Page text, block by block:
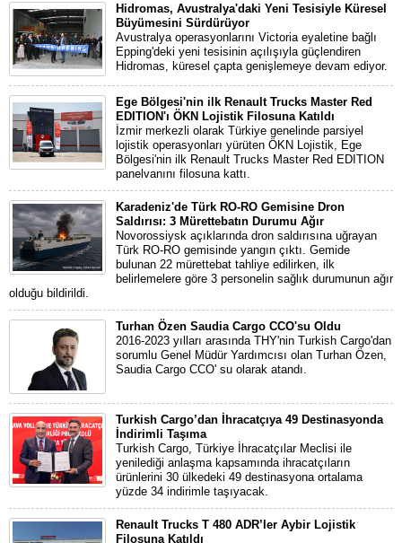
Hidromas, Avustralya'daki Yeni Tesisiyle Küresel
Büyümesini Sürdürüyor
Avustralya operasyonlarını Victoria eyaletine bağlı
Epping'deki yeni tesisinin açılışıyla güçlendiren
Hidromas, küresel çapta genişlemeye devam ediyor.
Ege Bölgesi'nin ilk Renault Trucks Master Red
EDITION'ı ÖKN Lojistik Filosuna Katıldı
İzmir merkezli olarak Türkiye genelinde parsiyel
lojistik operasyonları yürüten ÖKN Lojistik, Ege
Bölgesi'nin ilk Renault Trucks Master Red EDITION
panelvanını filosuna kattı.
Karadeniz'de Türk RO-RO Gemisine Dron
Saldırısı: 3 Mürettebatın Durumu Ağır
Novorossiysk açıklarında dron saldırısına uğrayan
Türk RO-RO gemisinde yangın çıktı. Gemide
bulunan 22 mürettebat tahliye edilirken, ilk
belirlemelere göre 3 personelin sağlık durumunun ağır
olduğu bildirildi.
Turhan Özen Saudia Cargo CCO'su Oldu
2016-2023 yılları arasında THY'nin Turkish Cargo'dan
sorumlu Genel Müdür Yardımcısı olan Turhan Özen,
Saudia Cargo CCO' su olarak atandı.
Turkish Cargo’dan İhracatçıya 49 Destinasyonda
İndirimli Taşıma
Turkish Cargo, Türkiye İhracatçılar Meclisi ile
yenilediği anlaşma kapsamında ihracatçıların
ürünlerini 30 ülkedeki 49 destinasyona ortalama
yüzde 34 indirimle taşıyacak.
Renault Trucks T 480 ADR’ler Aybir Lojistik
Filosuna Katıldı